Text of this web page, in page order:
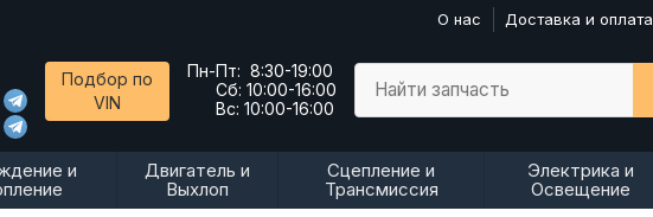
О нас Доставка и оплата
Подбор по
VIN
Пн-Пт: 8:30-19:00
Сб: 10:00-16:00
Вс: 10:00-16:00
Найти запчасть
и
Двигатель и
Выхлоп
Сцепление и
Трансмиссия
Электрика и
Освещение